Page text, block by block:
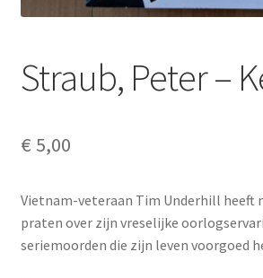
Straub, Peter –
€ 5,00
Vietnam-veteraan Tim Underhill heeft
praten over zijn vreselijke
seriemoorden die zijn leven voorgoed